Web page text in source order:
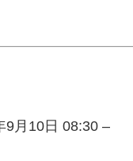
9月10日 08:30–